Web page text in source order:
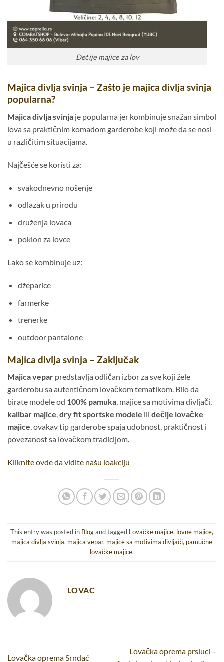
Dečije majice za lov
Majica divlja svinja – Zašto je majica divlja svinja
popularna?
Majica divlja svinja je popularna jer kombinuje snažan simbol
lova sa praktičnim komadom garderobe koji može da se nosi
u različitim situacijama.
Najčešće se koristi za:
svakodnevno nošenje
odlazak u prirodu
druženja lovaca
poklon za lovce
Lako se kombinuje uz:
džeparice
farmerke
trenerke
outdoor pantalone
Majica divlja svinja – Zaključak
Majica vepar predstavlja odličan izbor za sve koji žele
garderobu sa autentičnom lovačkom tematikom. Bilo da
birate modele od 100% pamuka, majice sa motivima divljači,
kalibar majice,dry fit sportske modele ili dečije lovačke
majice, ovakav tip garderobe spaja udobnost, praktičnost i
povezanost sa lovačkom tradicijom.
Kliknite ovde da vidite našu loakciju
This entry was posted in Blogand tagged Lovačke majice, lovne majice,
majica divlja svinja, majica vepar, majice sa motivima divljači, pamučne
lovačke majice.
LOVAC
Lovačka oprema Srndać
Lovačka oprema prsluci –